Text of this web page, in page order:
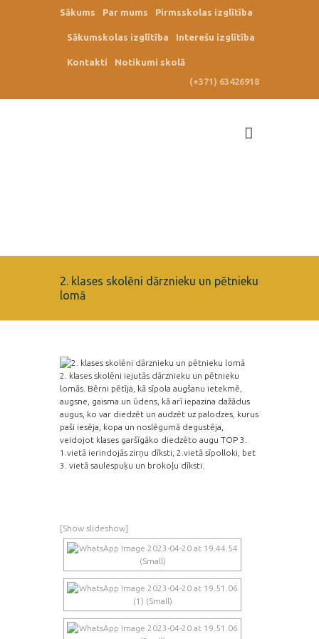
Sākums Par mums Pirmsskolas izglītība
Sākumskolas izglītība Interešu izglītība
Kontakti
Notikumi skolā
(+371) 63426918
2. klases skolēni dārznieku un pētnieku
lomā
2. klases skolēni iejutās dārznieku un pētnieku
lomās. Bērni pētīja, kā sīpola augšanu ietekmē,
augsne, gaisma un ūdens, kā arī iepazina dažādus
augus, ko var diedzēt un audzēt uz palodzes, kurus
paši iesēja, kopa un noslēgumā degustēja,
veidojot klases garšīgāko diedzēto augu TOP 3.
1.vietā ierindojās zirņu dīksti, 2.vietā sīpolloki, bet
3. vietā saulespuķu un brokoļu dīksti.
[Show slideshow]